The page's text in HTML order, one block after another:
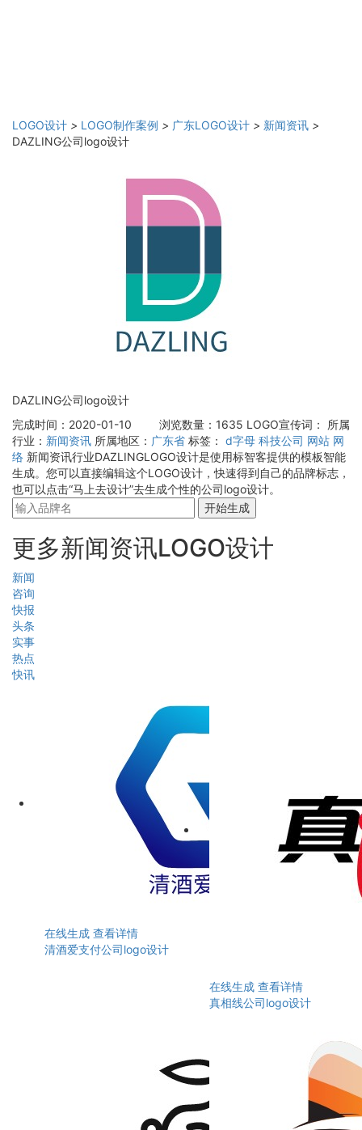
LOGO设计 > LOGO制作案例 > 广东LOGO设计 > 新闻资讯 >
DAZLING公司logo设计
DAZLING公司logo设计
完成时间：2020-01-10
浏览数量：1635 LOGO宣传词：
所属
行业： 新闻资讯 所属地区： 广东省 标签： d字母 科技公司 网站 网
络 新闻资讯行业DAZLINGLOGO设计是使用标智客提供的模板智能
生成。您可以直接编辑这个LOGO设计，快速得到自己的品牌标志，
也可以点击“马上去设计”去生成个性的公司logo设计。
开始生成
更多新闻资讯LOGO设计
新闻
咨询
快报
头条
实事
热点
快讯
在线生成 查看详情
清酒爱支付公司logo设计
在线生成 查看详情
真相线公司logo设计